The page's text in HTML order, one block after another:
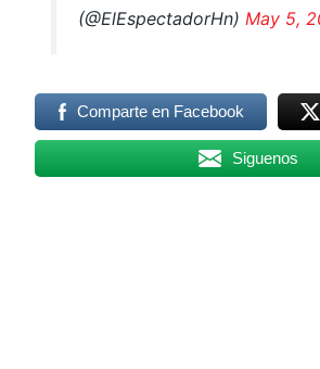
(@ElEspectadorHn) May 5,
Comparte en Facebook
Siguenos